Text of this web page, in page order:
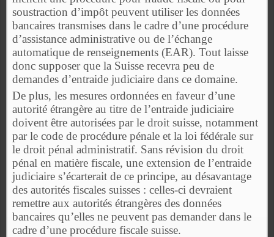
soustraction d’impôt peuvent utiliser les données
bancaires transmises dans le cadre d’une procédure
d’assistance administrative ou de l’échange
automatique de renseignements (EAR). Tout laisse
donc supposer que la Suisse recevra peu de
demandes d’entraide judiciaire dans ce domaine.
De plus, les mesures ordonnées en faveur d’une
autorité étrangère au titre de l’entraide judiciaire
doivent être autorisées par le droit suisse, notamment
par le code de procédure pénale et la loi fédérale sur
le droit pénal administratif. Sans révision du droit
pénal en matière fiscale, une extension de l’entraide
judiciaire s’écarterait de ce principe, au désavantage
des autorités fiscales suisses : celles-ci devraient
remettre aux autorités étrangères des données
bancaires qu’elles ne peuvent pas demander dans le
cadre d’une procédure fiscale suisse.